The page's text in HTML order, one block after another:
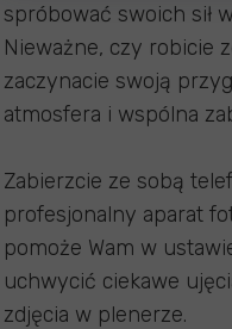
spróbować swoich sił
Nieważne, czy robicie
zaczynacie swoją
atmosfera i wspólna
Zabierzcie ze sobą
profesjonalny aparat
pomoże Wam w
uchwycić ciekawe
zdjęcia w plenerze.